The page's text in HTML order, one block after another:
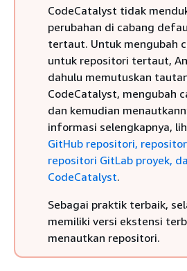
CodeCatalyst tidak
perubahan di cabang
tertaut. Untuk mengubah
untuk repositori tertaut,
dahulu memutuskan
CodeCatalyst, mengubah
dan kemudian
informasi selengkapnya,
GitHub repositori,
repositori GitLab proyek,
CodeCatalyst.
Sebagai praktik terbaik,
memiliki versi ekstensi
menautkan repositori.